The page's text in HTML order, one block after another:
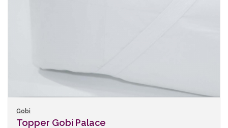
Gobi
Topper Gobi Palace